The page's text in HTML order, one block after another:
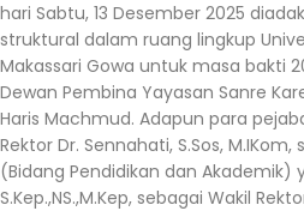
hari Sabtu, 13 Desember 2025
struktural dalam ruang lingkup
Makassari Gowa untuk masa bakti
Dewan Pembina Yayasan Sanre
Haris Machmud. Adapun para
Rektor Dr. Sennahati, S.Sos, M.IKom,
(Bidang Pendidikan dan Akademik)
S.Kep.,NS.,M.Kep, sebagai Wakil